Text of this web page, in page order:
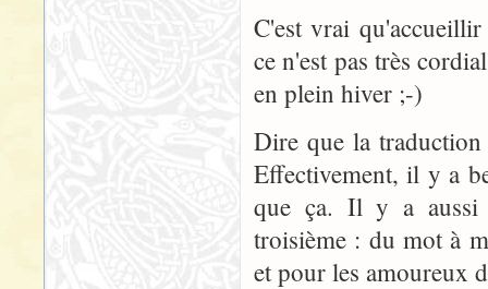
C'est vrai
ce n'est pas très
en plein hiver ;-)
Dire que la traduction
Effectivement, il y a
que ça. Il y a aussi
troisième : du mot à
et pour les amoureux